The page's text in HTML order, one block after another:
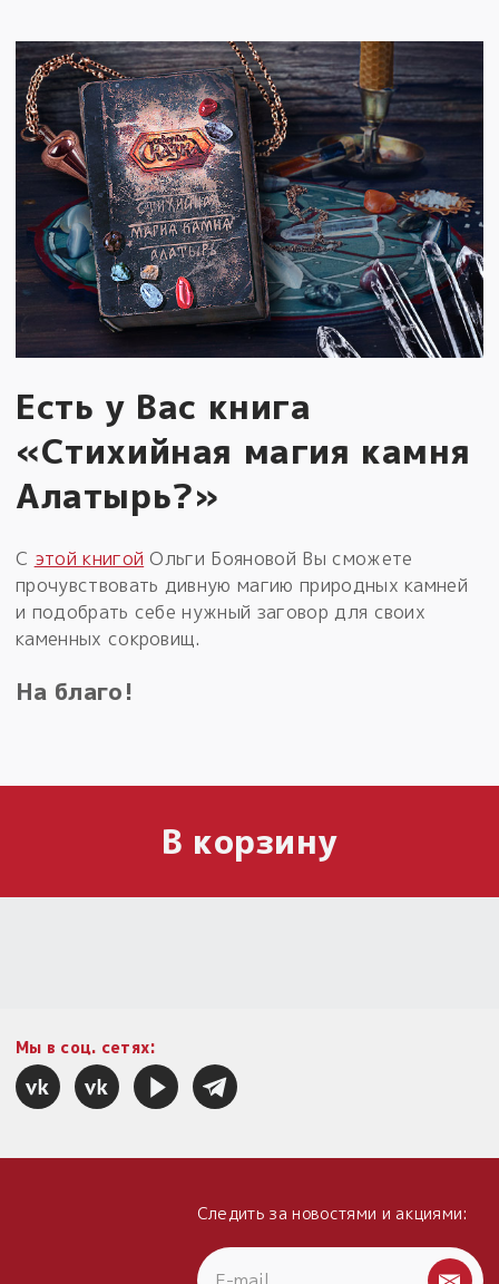
Есть у Вас книга
«Стихийная магия камня
Алатырь?»
С этой книгой Ольги Бояновой Вы сможете
прочувствовать дивную магию природных камней
и подобрать себе нужный заговор для своих
каменных сокровищ.
На благо!
В корзину
Мы в соц. сетях:
Следить за новостями и акциями: